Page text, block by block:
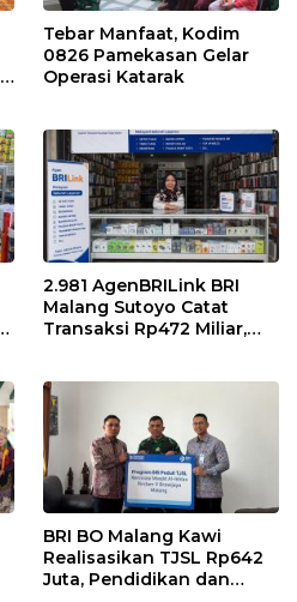
Tebar Manfaat, Kodim
0826 Pamekasan Gelar
Operasi Katarak
2.981 AgenBRILink BRI
Malang Sutoyo Catat
Transaksi Rp472 Miliar,
Masyarakat
BRI BO Malang Kawi
Realisasikan TJSL Rp642
Juta, Pendidikan dan